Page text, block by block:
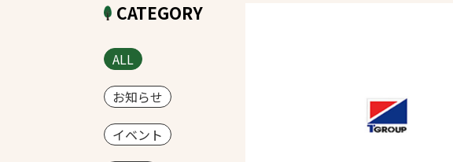
CATEGORY
ALL
お知らせ
イベント